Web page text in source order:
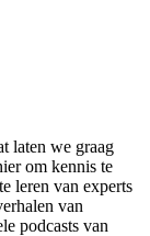
laten we graag
om kennis te
leren van experts
van
podcasts van